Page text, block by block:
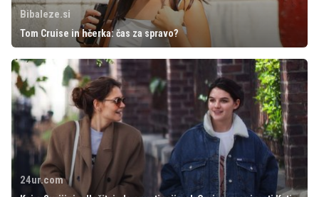
Bibaleze.si
Tom Cruise in hčerka: čas za spravo?
24ur.com